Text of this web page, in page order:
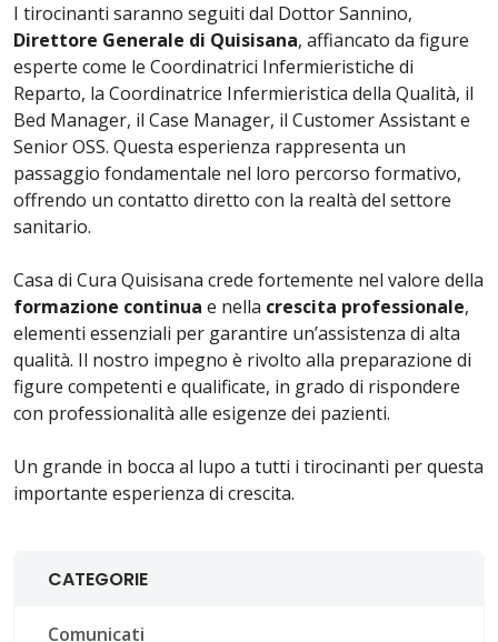
I tirocinanti saranno seguiti dal Dottor Sannino,
Direttore Generale di Quisisana, affiancato da figure
esperte come le Coordinatrici Infermieristiche di
Reparto, la Coordinatrice Infermieristica della Qualità, il
Bed Manager, il Case Manager, il Customer Assistant e
Senior OSS. Questa esperienza rappresenta un
passaggio fondamentale nel loro percorso formativo,
offrendo un contatto diretto con la realtà del settore
sanitario.
Casa di Cura Quisisana crede fortemente nel valore della
formazione continua e nella crescita professionale,
elementi essenziali per garantire un’assistenza di alta
qualità. Il nostro impegno è rivolto alla preparazione di
figure competenti e qualificate, in grado di rispondere
con professionalità alle esigenze dei pazienti.
Un grande in bocca al lupo a tutti i tirocinanti per questa
importante esperienza di crescita.
CATEGORIE
Comunicati